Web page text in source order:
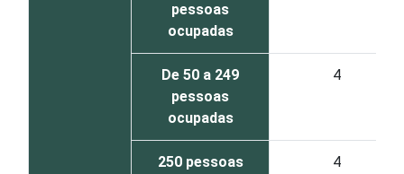
pessoas
ocupadas
De 50 a 249
pessoas
ocupadas
4
250 pessoas
4